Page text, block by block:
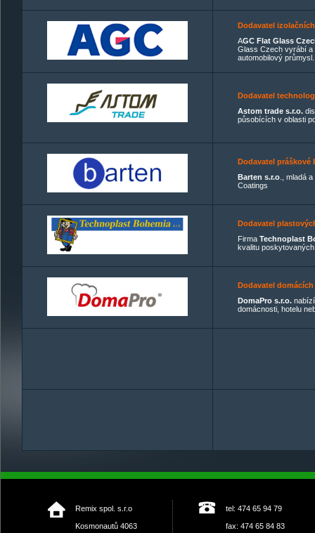
Dodavatel
AGC Flat Glass
Glass Czech vyrábí a
automobilový průmysl.
Dodavatel
Astom trade s.r.o.
působících v oblasti
Dodavatel práškové
Barten s.r.o ., mladá
Coatings
Dodavatel
Firma Technoplast
kvalitu
Dodavatel
DomaPro s.r.o.
domácnosti, hotelu
tel: 474 65 94 79
fax: 474 65 84 83
Remix spol. s.r.o
Kosmonautů 4063